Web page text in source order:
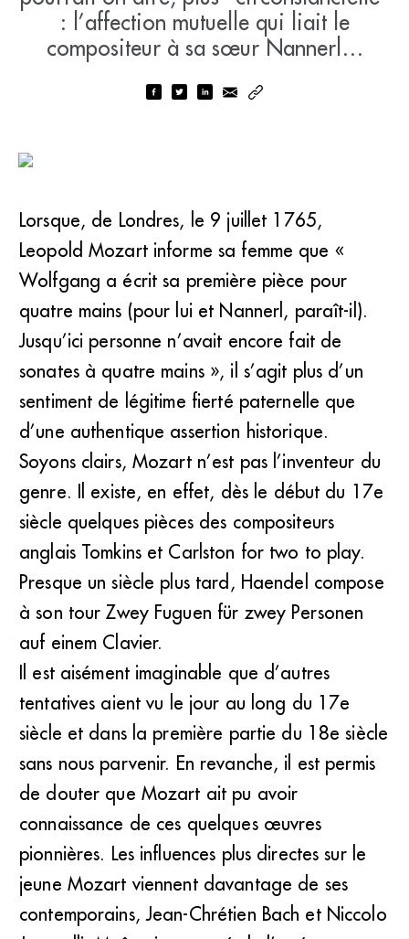
: l’affection mutuelle qui liait le
compositeur à sa sœur Nannerl…
Lorsque, de Londres, le 9 juillet 1765,
Leopold Mozart informe sa femme que «
Wolfgang a écrit sa première pièce pour
quatre mains (pour lui et Nannerl, paraît-il).
Jusqu’ici personne n’avait encore fait de
sonates à quatre mains », il s’agit plus d’un
sentiment de légitime fierté paternelle que
d’une authentique assertion historique.
Soyons clairs, Mozart n’est pas l’inventeur du
genre. Il existe, en effet, dès le début du 17e
siècle quelques pièces des compositeurs
anglais Tomkins et Carlston for two to play.
Presque un siècle plus tard, Haendel compose
à son tour Zwey Fuguen für zwey Personen
auf einem Clavier.
Il est aisément imaginable que d’autres
tentatives aient vu le jour au long du 17e
siècle et dans la première partie du 18e siècle
sans nous parvenir. En revanche, il est permis
de douter que Mozart ait pu avoir
connaissance de ces quelques œuvres
pionnières. Les influences plus directes sur le
jeune Mozart viennent davantage de ses
contemporains, Jean-Chrétien Bach et Niccolo